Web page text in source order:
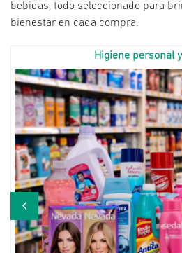
bebidas, todo seleccionado para
bienestar en cada compra.
Higiene personal
‹